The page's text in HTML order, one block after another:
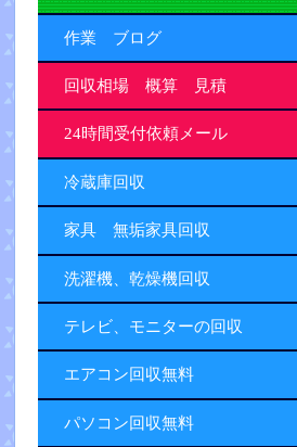
作業 ブログ
回収相場 概算 見積
24時間受付依頼メール
冷蔵庫回収
家具 無垢家具回収
洗濯機、乾燥機回収
テレビ、モニターの回収
エアコン回収無料
パソコン回収無料